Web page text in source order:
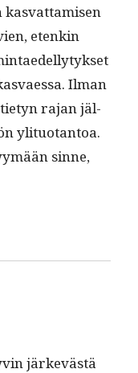
etenkin
Ilman
rajan jäl­
yli­tuotan­toa.
sinne,
järkevästä